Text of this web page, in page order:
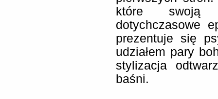
które swoją
dotychczasowe
prezentuje się
udziałem pary
stylizacja
baśni.